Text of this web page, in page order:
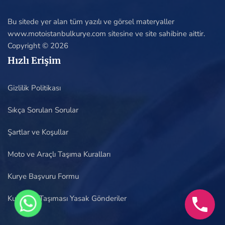
www.motoistanbulkurye.com sitesine ve site sahibine aittir.
Hızlı Erişim
Gizlilik Politikası
Sıkça Sorulan Sorular
Şartlar ve Koşullar
Moto ve Araçlı Taşıma Kuralları
Kurye Başvuru Formu
Kuryenin Taşıması Yasak Gönderiler